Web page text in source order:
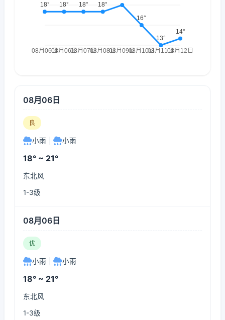
08月06日
良
小雨 小雨
18° ~ 21°
东北风
1-3级
08月06日
优
小雨 小雨
18° ~ 21°
东北风
1-3级